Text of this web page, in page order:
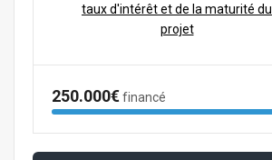
taux d'intérêt et de la maturité du
projet
250.000€financé